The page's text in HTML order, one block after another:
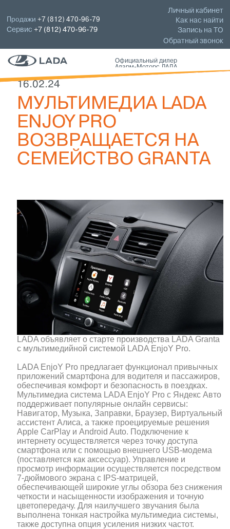
Личный кабинет
Как нас найти
Запись на ТО
Обратный звонок
Продажи+7 (812) 470-96-79
Сервис+7 (812) 470-96-79
Официальный дилер
Аларм-Моторс ЛАДА
16.02.24
МУЛЬТИМЕДИА LADA
ENJOY PRO
ВОЗВРАЩАЕТСЯ НА
СЕМЕЙСТВО GRANTA
LADA объявляет о старте производства LADA Granta
с мультимедийной системой LADA EnjoY Pro.
LADA EnjoY Pro предлагает функционал привычных
приложений смартфона для водителя и пассажиров,
обеспечивая комфорт и безопасность в поездках.
Мультимедиа система LADA EnjoY Pro с Яндекс Авто
поддерживает популярные онлайн сервисы:
Навигатор, Музыка, Заправки, Браузер, Виртуальный
ассистент Алиса, а также проецируемые решения
Apple CarPlay и Android Auto. Подключение к
интернету осуществляется через точку доступа
смартфона или с помощью внешнего USB-модема
(поставляется как аксессуар). Управление и
просмотр информации осуществляется посредством
7-дюймового экрана с IPS-матрицей,
обеспечивающей широкие углы обзора без снижения
четкости и насыщенности изображения и точную
цветопередачу. Для наилучшего звучания была
выполнена тонкая настройка мультимедиа системы,
также доступна опция усиления низких частот.